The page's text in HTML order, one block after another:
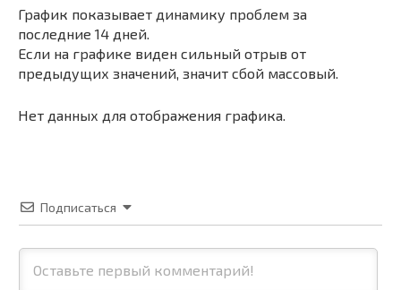
График показывает динамику проблем за
последние 14 дней.
Если на графике виден сильный отрыв от
предыдущих значений, значит сбой массовый.
Нет данных для отображения графика.
Подписаться